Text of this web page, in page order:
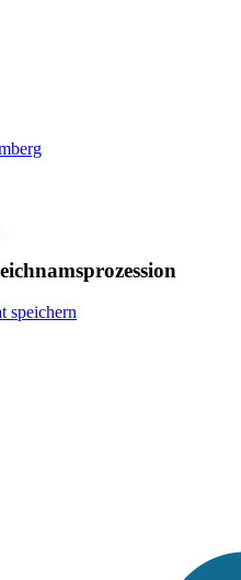
speichern